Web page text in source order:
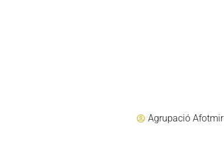
Agrupació Afotmir